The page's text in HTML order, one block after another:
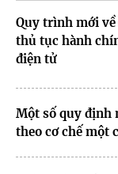
Quy trình mới
thủ tục hành
điện tử
Một số quy định
theo cơ chế một